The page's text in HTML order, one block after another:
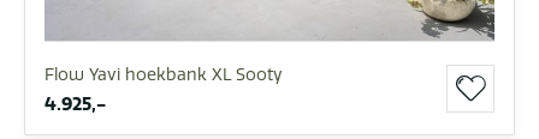
Flow Yavi hoekbank XL Sooty
4.925,-